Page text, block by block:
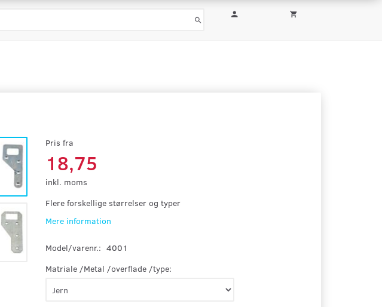
Pris fra
18,75
inkl. moms
Flere forskellige størrelser og typer
Mere information
Model/varenr.: 4001
Matriale /Metal /overflade /type: